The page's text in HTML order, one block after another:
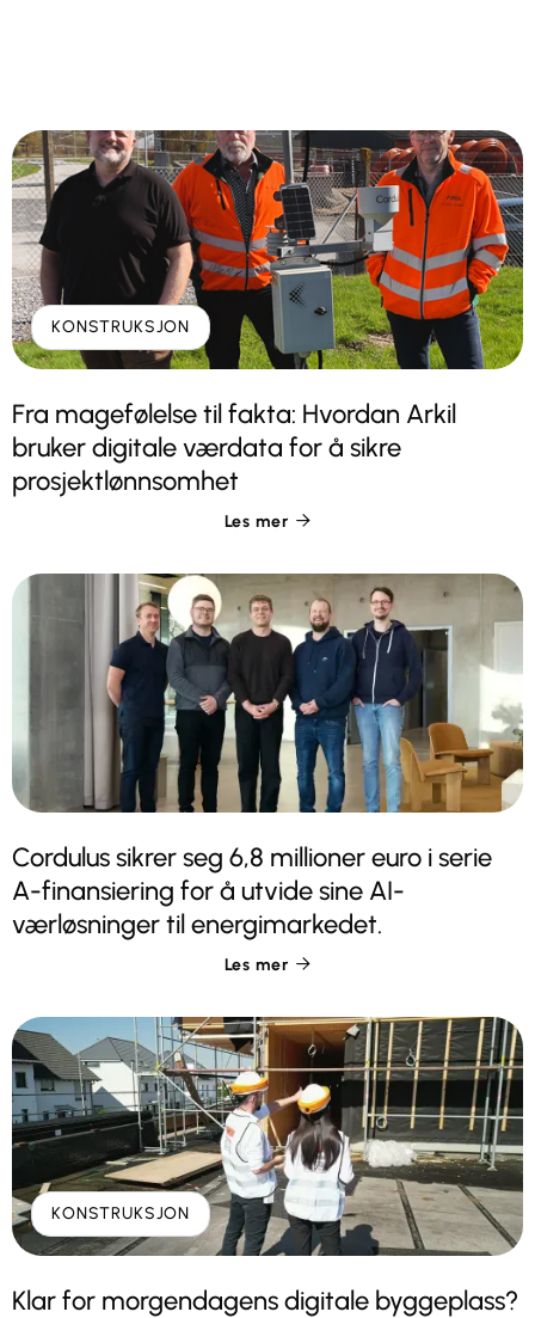
KONSTRUKSJON
Fra magefølelse til fakta: Hvordan Arkil
bruker digitale værdata for å sikre
prosjektlønnsomhet
Les mer 
Cordulus sikrer seg 6,8 millioner euro i serie
A-finansiering for å utvide sine AI-
værløsninger til energimarkedet.
Les mer 
KONSTRUKSJON
Klar for morgendagens digitale byggeplass?